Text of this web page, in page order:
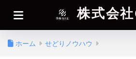
株式会
ホーム せどりノウハウ